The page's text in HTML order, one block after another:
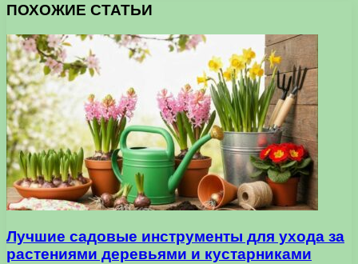
ПОХОЖИЕ СТАТЬИ
Лучшие садовые инструменты для ухода за
растениями деревьями и кустарниками